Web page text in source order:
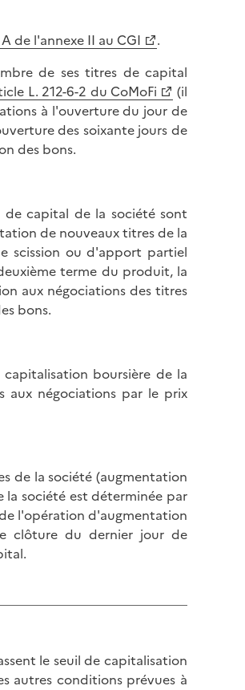
de l'annexe II au CGI
.
de ses titres de capital
L. 212-6-2 du CoMoFi
(il
à l'ouverture du jour de
des soixante jours de
des bons.
de capital de la société sont
de nouveaux titres de la
scission ou d'apport partiel
terme du produit, la
aux négociations des titres
bons.
boursière de la
négociations par le prix
de la société (augmentation
société est déterminée par
l'opération d'augmentation
clôture du dernier jour de
le seuil de capitalisation
autres conditions prévues à